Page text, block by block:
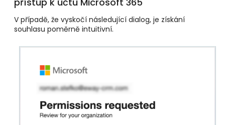
V případě, že vyskočí následující dialog, je získání
souhlasu poměrně intuitivní.